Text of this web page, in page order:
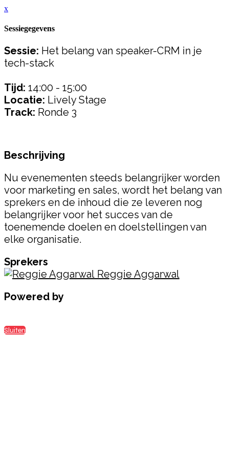
x
Sessiegegevens
Sessie: Het belang van speaker-CRM in je
tech-stack
Tijd: 14:00 - 15:00
Locatie: Lively Stage
Track: Ronde 3
Beschrijving
Nu evenementen steeds belangrijker worden
voor marketing en sales, wordt het belang van
sprekers en de inhoud die ze leveren nog
belangrijker voor het succes van de
toenemende doelen en doelstellingen van
elke organisatie.
Sprekers
Reggie Aggarwal
Powered by
Sluiten